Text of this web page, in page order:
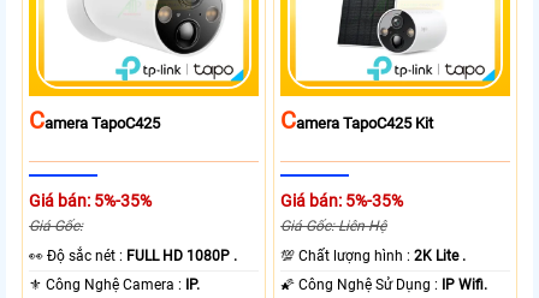
CAmera TapoC425
Giá bán: 5%-35%
Giá Gốc:
️👀 Độ sắc nét : FULL HD 1080P .
⚜️ Công Nghệ Camera :
IP.
CAmera TapoC425 Kit
Giá bán: 5%-35%
Giá Gốc: Liên Hệ
💯 Chất lượng hình :2K Lite .
🌠 Công Nghệ Sử Dụng :
IP Wifi.